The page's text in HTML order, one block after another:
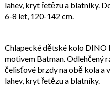
lahev, kryt řetězu a blatníky.
6-8 let, 120-142 cm.
Chlapecké dětské kolo DINO
motivem Batman. Odlehčený
čelisťové brzdy na obě kola a
lahev, kryt řetězu a blatníky.